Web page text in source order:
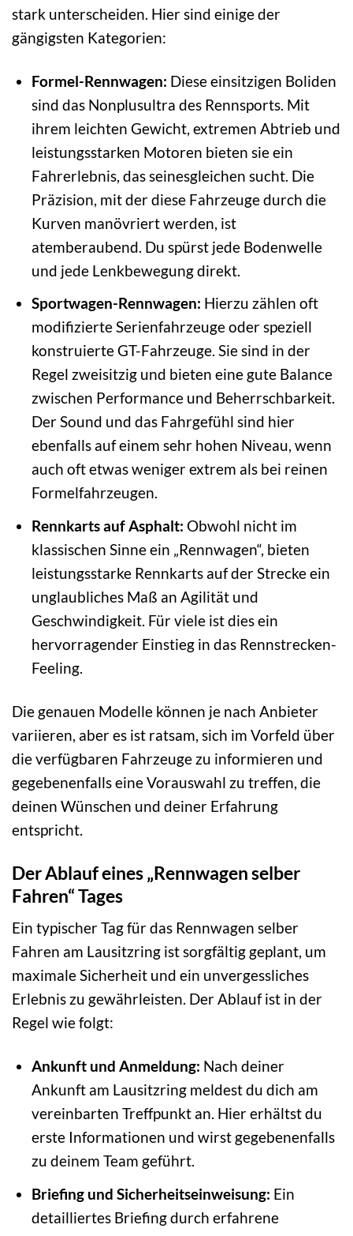
stark unterscheiden. Hier sind einige der
gängigsten Kategorien:
Formel-Rennwagen: Diese einsitzigen Boliden
sind das Nonplusultra des Rennsports. Mit
ihrem leichten Gewicht, extremen Abtrieb und
leistungsstarken Motoren bieten sie ein
Fahrerlebnis, das seinesgleichen sucht. Die
Präzision, mit der diese Fahrzeuge durch die
Kurven manövriert werden, ist
atemberaubend. Du spürst jede Bodenwelle
und jede Lenkbewegung direkt.
Sportwagen-Rennwagen: Hierzu zählen oft
modifizierte Serienfahrzeuge oder speziell
konstruierte GT-Fahrzeuge. Sie sind in der
Regel zweisitzig und bieten eine gute Balance
zwischen Performance und Beherrschbarkeit.
Der Sound und das Fahrgefühl sind hier
ebenfalls auf einem sehr hohen Niveau, wenn
auch oft etwas weniger extrem als bei reinen
Formelfahrzeugen.
Rennkarts auf Asphalt: Obwohl nicht im
klassischen Sinne ein „Rennwagen“, bieten
leistungsstarke Rennkarts auf der Strecke ein
unglaubliches Maß an Agilität und
Geschwindigkeit. Für viele ist dies ein
hervorragender Einstieg in das Rennstrecken-
Feeling.
Die genauen Modelle können je nach Anbieter
variieren, aber es ist ratsam, sich im Vorfeld über
die verfügbaren Fahrzeuge zu informieren und
gegebenenfalls eine Vorauswahl zu treffen, die
deinen Wünschen und deiner Erfahrung
entspricht.
Der Ablauf eines „Rennwagen selber
Fahren“ Tages
Ein typischer Tag für das Rennwagen selber
Fahren am Lausitzring ist sorgfältig geplant, um
maximale Sicherheit und ein unvergessliches
Erlebnis zu gewährleisten. Der Ablauf ist in der
Regel wie folgt:
Ankunft und Anmeldung: Nach deiner
Ankunft am Lausitzring meldest du dich am
vereinbarten Treffpunkt an. Hier erhältst du
erste Informationen und wirst gegebenenfalls
zu deinem Team geführt.
Briefing und Sicherheitseinweisung: Ein
detailliertes Briefing durch erfahrene